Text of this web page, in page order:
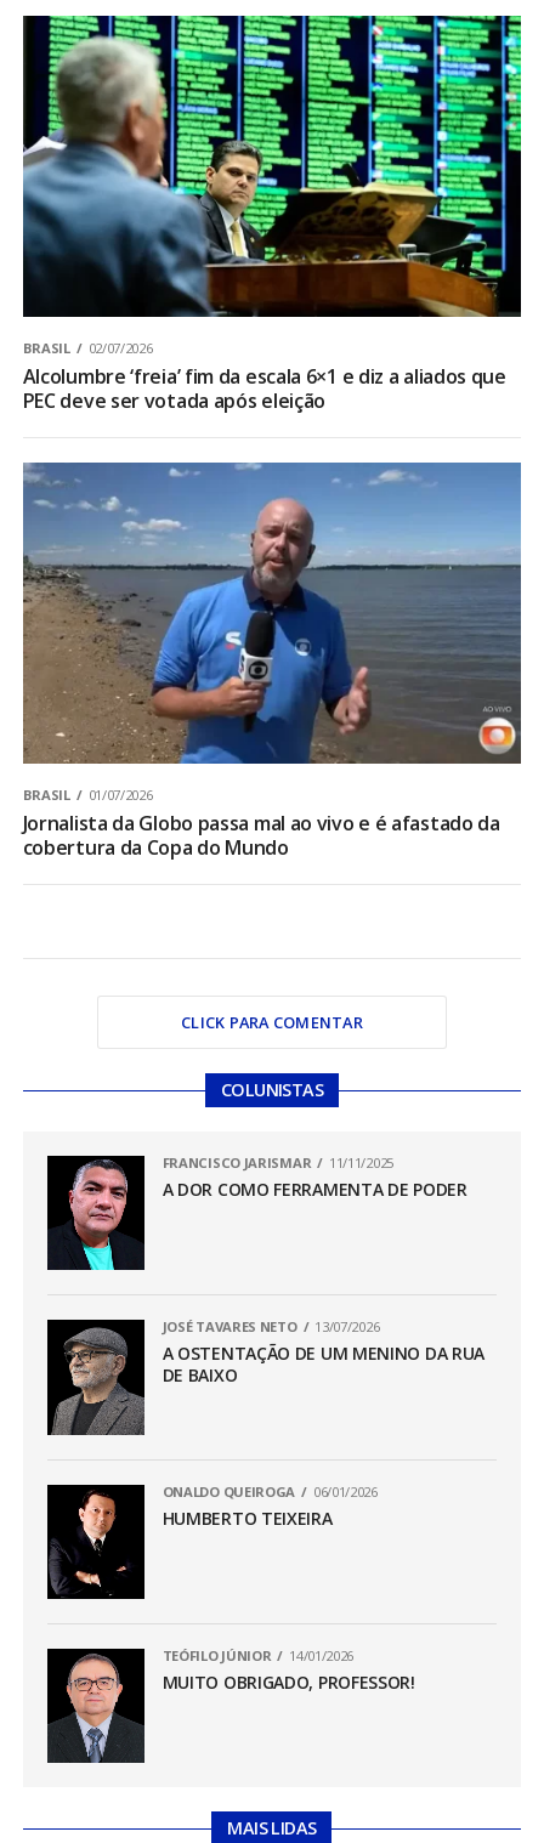
BRASIL 02/07/2026
Alcolumbre ‘freia’ fim da escala 6×1 e diz a aliados que
PEC deve ser votada após eleição
BRASIL 01/07/2026
Jornalista da Globo passa mal ao vivo e é afastado da
cobertura da Copa do Mundo
CLICK PARA COMENTAR
COLUNISTAS
FRANCISCO JARISMAR 11/11/2025
A DOR COMO FERRAMENTA DE PODER
JOSÉ TAVARES NETO 13/07/2026
A OSTENTAÇÃO DE UM MENINO DA RUA
DE BAIXO
ONALDO QUEIROGA 06/01/2026
HUMBERTO TEIXEIRA
TEÓFILO JÚNIOR 14/01/2026
MUITO OBRIGADO, PROFESSOR!
MAIS LIDAS